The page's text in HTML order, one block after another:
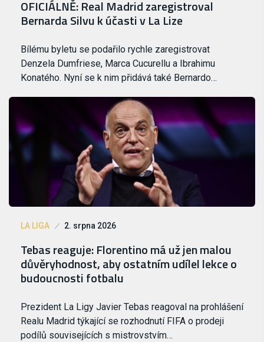
OFICIÁLNĚ: Real Madrid zaregistroval
Bernarda Silvu k účasti v La Lize
Bílému byletu se podařilo rychle zaregistrovat
Denzela Dumfriese, Marca Cucurellu a Ibrahimu
Konatého. Nyní se k nim přidává také Bernardo…
LA LIGA 2. srpna 2026
Tebas reaguje: Florentino má už jen malou
důvěryhodnost, aby ostatním udílel lekce o
budoucnosti fotbalu
Prezident La Ligy Javier Tebas reagoval na prohlášení
Realu Madrid týkající se rozhodnutí FIFA o prodeji
podílů souvisejících s mistrovstvím…